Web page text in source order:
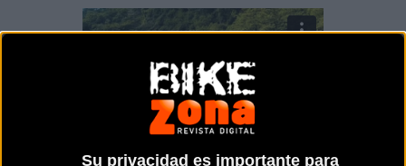
Su privacidad es importante para